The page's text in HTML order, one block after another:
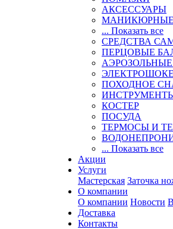
АКСЕССУАРЫ
... Показать все
СРЕДСТВА
ПЕРЦОВЫЕ
ПОХОДНОЕ
КОСТЕР
ПОСУДА
ТЕРМОСЫ И
... Показать все
Акции
Услуги
Мастерская Заточка
О компании
О компании Новости
Доставка
Контакты